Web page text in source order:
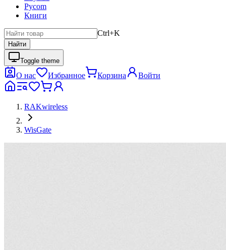
Pycom
Книги
Ctrl+K
Найти
Toggle theme
О нас Избранное Корзина Войти
RAKwireless
WisGate